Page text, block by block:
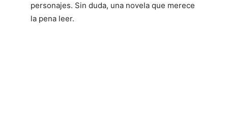
personajes. Sin duda, una novela que merece
la pena leer.